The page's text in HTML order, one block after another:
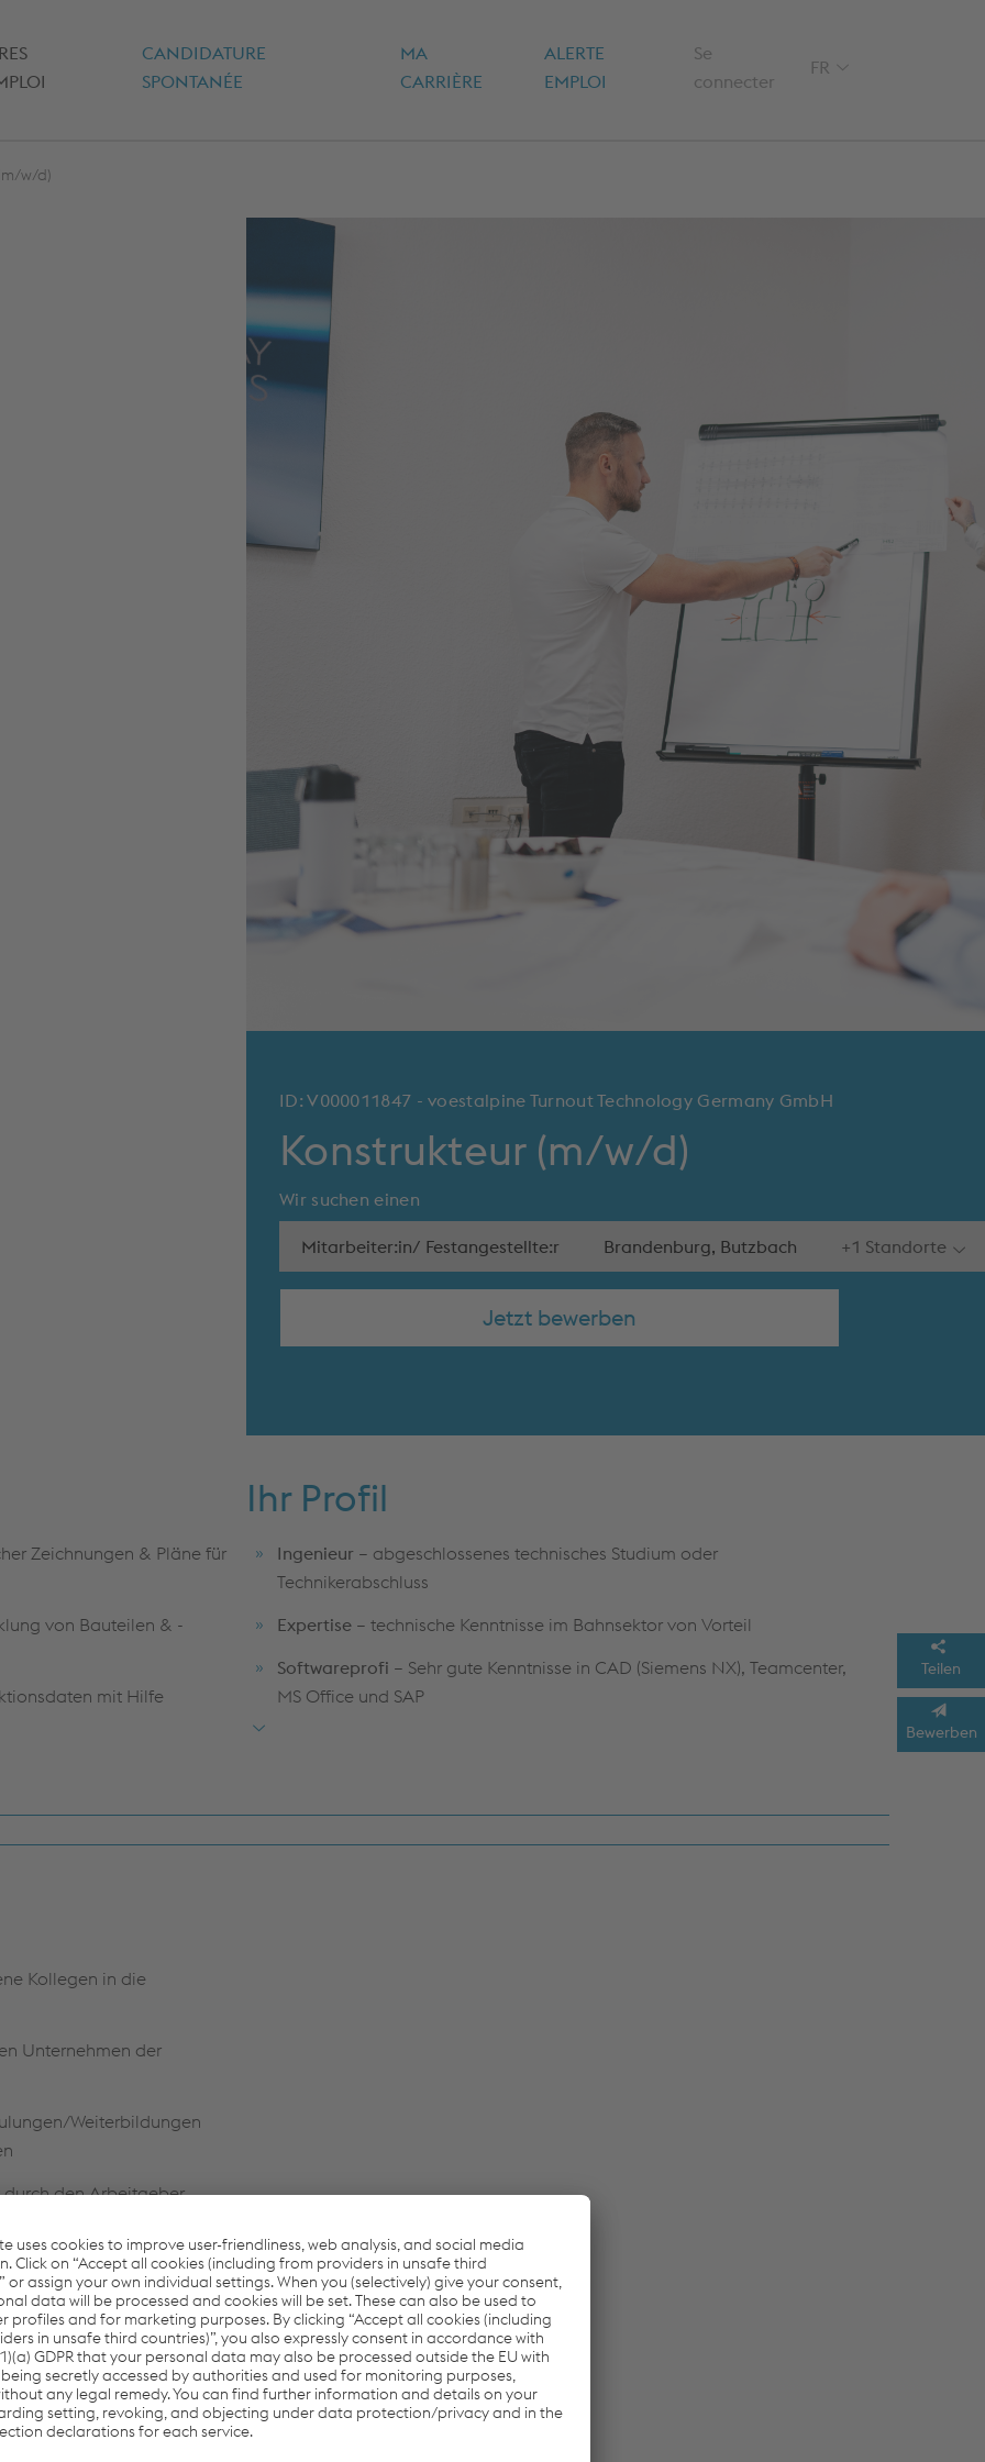
CANDIDATURE
SPONTANÉE
MA
CARRIÈRE
ALERTE
EMPLOI
Se
connecter
FR - FRANÇAIS -
w/d)
Teilen
Bewerben
ID: V000011847 - voestalpine Turnout Technology Germany GmbH
Konstrukteur (m/w/d)
Wir suchen einen
Mitarbeiter:in/ Festangestellte:r Brandenburg, Butzbach +1 Standorte
Jetzt bewerben
Zeichnungen & Pläne für
von Bauteilen & -
mit Hilfe
Erstellung von Berichten
Ihr Profil
Ingenieur – abgeschlossenes technisches Studium oder
Technikerabschluss
Expertise – technische Kenntnisse im Bahnsektor von Vorteil
Softwareprofi – Sehr gute Kenntnisse in CAD (Siemens NX), Teamcenter,
MS Office und SAP
Persönlichkeit– Kundenorientiertes, kommunikatives Auftreten mit
Teamgeist
Kollegen in die
Unternehmen der
Weiterbildungen
durch den Arbeitgeber
nachhaltige
diversen jährlichen
(27,5% des
(18,4% des
des
und arbeiten
das Vielfalt,